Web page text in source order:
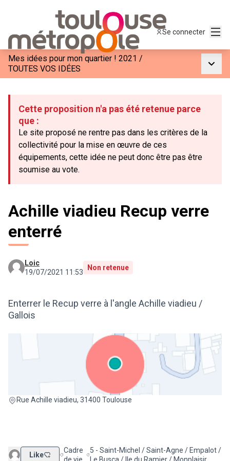
Se connecter
Mes idées pour mon quartier ! 2021 /
TOUTES VOS IDÉES
Cette proposition n'a pas été retenue parce
que :
Le site proposé ne rentre pas dans les critères de la
collectivité pour la mise en œuvre de ces
équipements, cette idée ne peut donc être pas être
soumise au vote.
Achille viadieu Recup verre
enterré
Loic
19/07/2021 11:53
Non retenue
Enterrer le Recup verre à l'angle Achille viadieu /
Gallois
Rue Achille viadieu, 31400 Toulouse
(Lien externe)
Like Filtrer les résultats de la catégorie : Cadre de vie
Cadre
Filtrer les résultats pour le secteur : 5 -
5 - Saint-Michel / Saint-Agne / Empalot /